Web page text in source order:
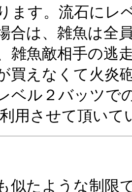
ます。流石にレ
合は、雑魚は全
雑魚敵相手の逃
買えなくて火炎
ベル２バッツで
用させて頂いて
似たような制限